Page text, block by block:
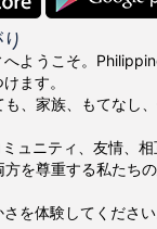
ようこそ。
ます。
、家族、もてなし
ニティ、友情、相
を尊重する私たち
を体験してください